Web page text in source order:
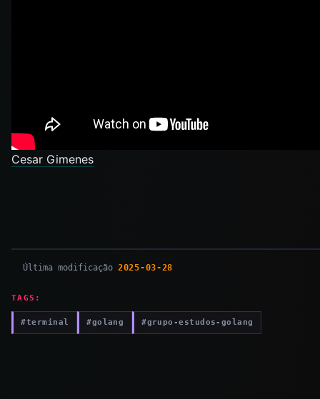
Cesar Gimenes
Última modificação 2025-03-28
TAGS:
#terminal #golang #grupo-estudos-golang